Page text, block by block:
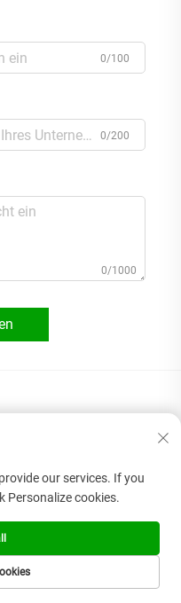
0/100
0/200
0/1000
SIE UNS
Straße, Stadtteil
China
our services. If you
Personalize cookies.